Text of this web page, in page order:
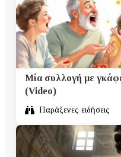
Μία συλλογή με
(Video)
Παράξενες ειδήσεις